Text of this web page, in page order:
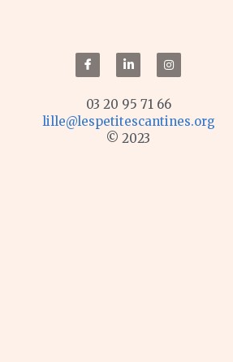
03 20 95 71 66
lille@lespetitescantines.org
© 2023